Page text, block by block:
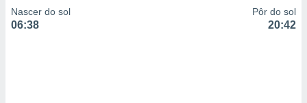
Nascer do sol
06:38
Pôr do sol
20:42